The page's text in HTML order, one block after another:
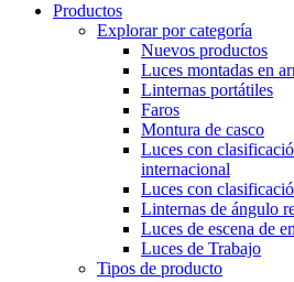
Productos
Explorar por categoría
Nuevos productos
Luces montadas en
Linternas portátiles
Faros
Montura de casco
Luces con
internacional
Luces con
Linternas de ángulo
Luces de escena de
Luces de Trabajo
Tipos de producto